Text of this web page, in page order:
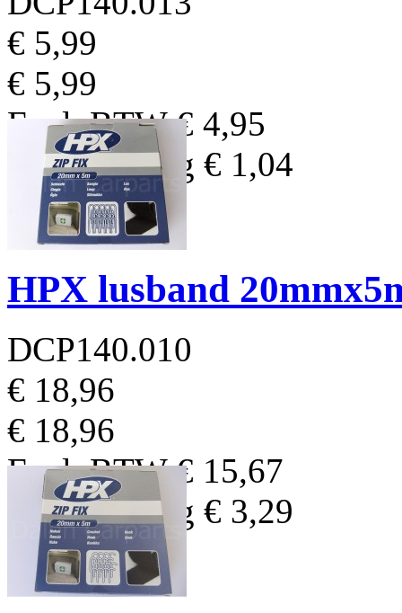
€ 5,99
€ 5,99
Excl. BTW€ 4,95
BTW Bedrag € 1,04
HPX lusband
DCP140.010
€ 18,96
€ 18,96
Excl. BTW€ 15,67
BTW Bedrag € 3,29